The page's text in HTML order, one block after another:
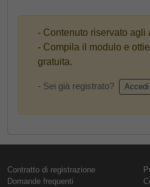
- Contenuto riservato agli
- Compila il modulo e
gratuita.
- Sei già registrato? Accedi
Contratto di registrazione
Domande frequenti